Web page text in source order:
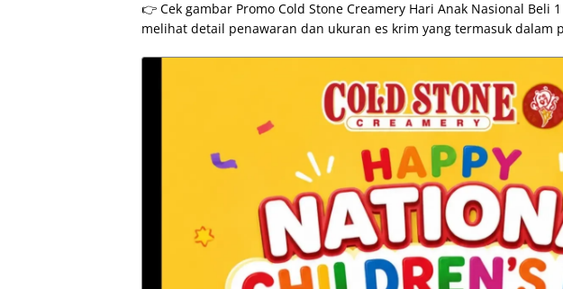
👉 Cek gambar Promo Cold Stone Creamery Hari Anak Nasional Beli
melihat detail penawaran dan ukuran es krim yang termasuk dalam